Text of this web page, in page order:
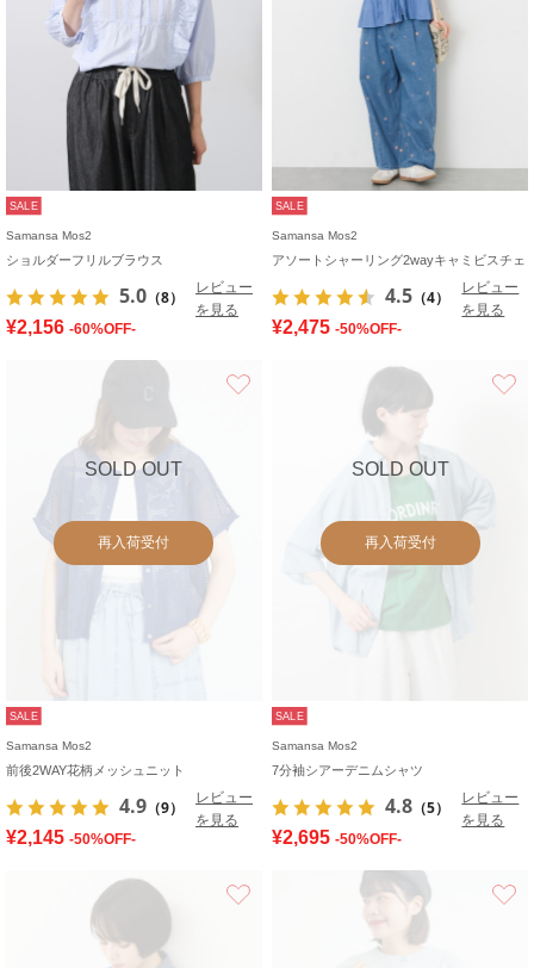
SALE
Samansa Mos2
ショルダーフリルブラウス
5.0 （8）
レビュー
を見る
¥2,156 -60%OFF-
SALE
Samansa Mos2
アソートシャーリング2wayキャミビスチェ
4.5 （4）
レビュー
を見る
¥2,475 -50%OFF-
SOLD OUT
再入荷受付
SALE
Samansa Mos2
前後2WAY花柄メッシュニット
4.9 （9）
レビュー
を見る
¥2,145 -50%OFF-
SOLD OUT
再入荷受付
SALE
Samansa Mos2
7分袖シアーデニムシャツ
4.8 （5）
レビュー
を見る
¥2,695 -50%OFF-